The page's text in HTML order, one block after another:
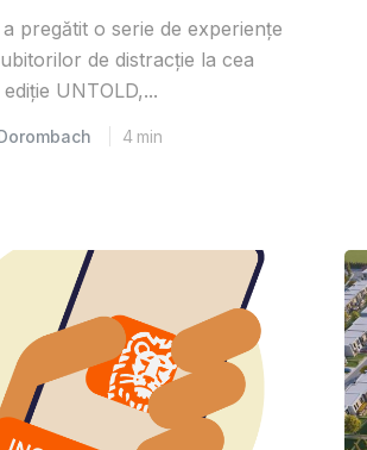
pregătit o serie de experiențe
de distracție la cea
UNTOLD,...
4 min